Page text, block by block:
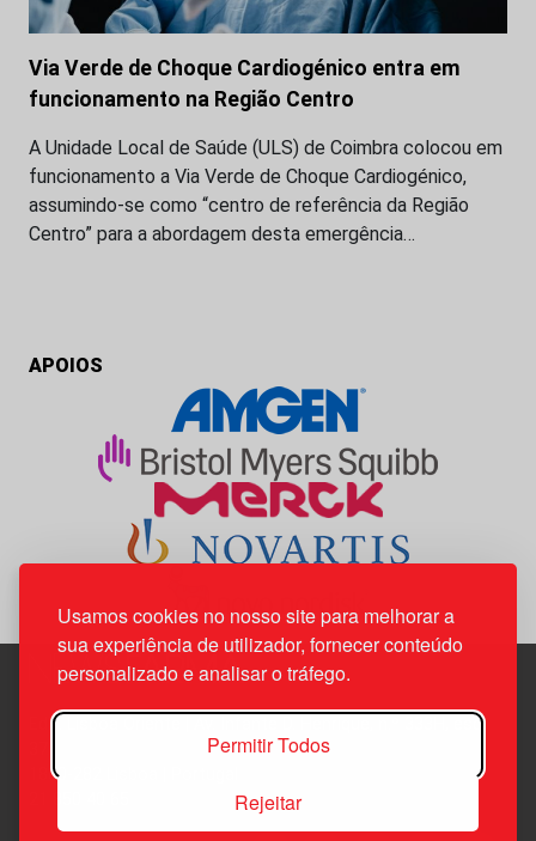
Usamos cookies no nosso site para melhorar a
sua experiência de utilizador, fornecer conteúdo
personalizado e analisar o tráfego.
Permitir Todos
Rejeitar
Via Verde de Choque Cardiogénico entra em
funcionamento na Região Centro
A Unidade Local de Saúde (ULS) de Coimbra colocou em
funcionamento a Via Verde de Choque Cardiogénico,
assumindo-se como “centro de referência da Região
Centro” para a abordagem desta emergência…
APOIOS
Edif. Lisboa Oriente | Av. Infante D. Henrique, n.º 333H, esc.
1800-282 Lisboa | Portugal